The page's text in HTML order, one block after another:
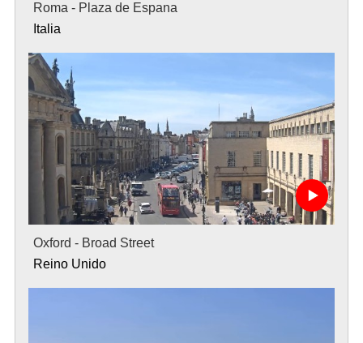
Roma - Plaza de Espana
Italia
Oxford - Broad Street
Reino Unido